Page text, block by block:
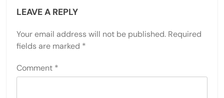
LEAVE A REPLY
Your email address will not be published. Required
fields are marked *
Comment *